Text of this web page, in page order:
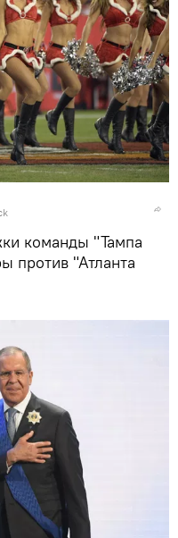
команды "Тампа
против "Атланта